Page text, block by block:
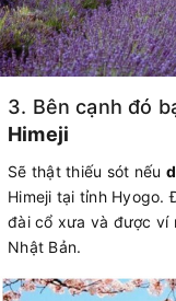
3. Bên cạnh đó
Himeji
Sẽ thật thiếu sót nếu
Himeji tại tỉnh Hyogo.
đài cổ xưa và được ví
Nhật Bản.